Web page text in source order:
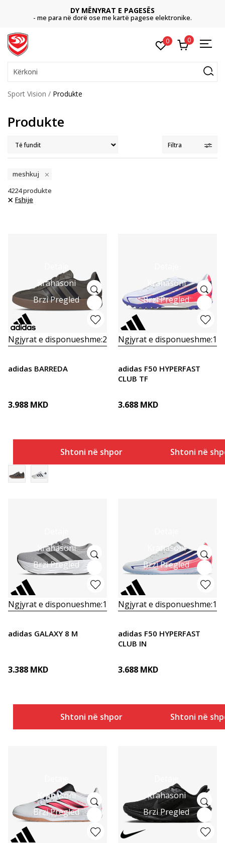
DY MËNYRAT E PAGESËS
- me para në dorë ose me kartë pagese elektronike.
0 0
Kërkoni
Sport Vision Produkte
Produkte
Filtra
meshkuj
4224produkte
Fshije
Krahasoni
Brzi Pregled
Ngjyrat e disponueshme:2
adidas BARREDA
3.988 MKD
Shtoni në shportë
Krahasoni
Brzi Pregled
Ngjyrat e disponueshme:1
adidas F50 HYPERFAST
CLUB TF
3.688 MKD
Shtoni në
Krahasoni
Brzi Pregled
Ngjyrat e disponueshme:1
adidas GALAXY 8 M
3.388 MKD
Shtoni në shportë
Krahasoni
Brzi Pregled
Ngjyrat e disponueshme:1
adidas F50 HYPERFAST
CLUB IN
3.688 MKD
Shtoni në
Krahasoni
Brzi Pregled
Krahasoni
Brzi Pregled